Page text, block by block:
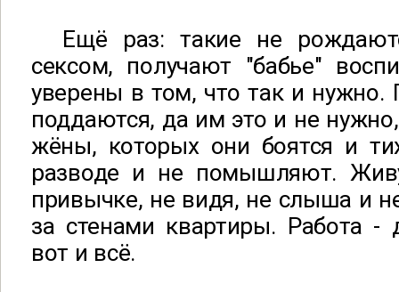
Ещё раз: такие не
сексом, получают "бабье"
уверены в том, что так и нужно.
поддаются, да им это и не
жёны, которых они боятся и
разводе и не помышляют.
привычке, не видя, не слыша и
за стенами квартиры. Работа
вот и всё.